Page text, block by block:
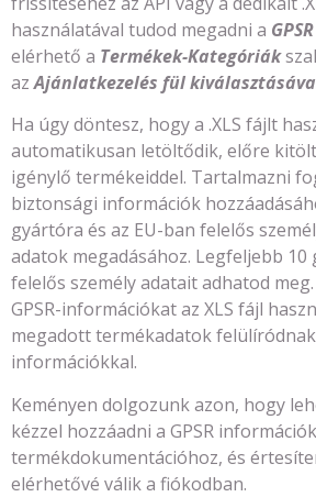
használatával tudod megadni a
elérhető a Termékek-Kategóriák
azAjánlatkezelés fül
Ha úgy döntesz, hogy a .XLS fájlt
automatikusan letöltődik, előre
igénylő termékeiddel. Tartalmazni
biztonsági információk
gyártóra és az EU-ban felelős
adatok megadásához. Legfeljebb 10
felelős személy adatait adhatod
GPSR-információkat az XLS fájl
megadott termékadatok
információkkal.
Keményen dolgozunk azon, hogy
kézzel hozzáadni a GPSR
termékdokumentációhoz, és
elérhetővé válik a fiókodban.